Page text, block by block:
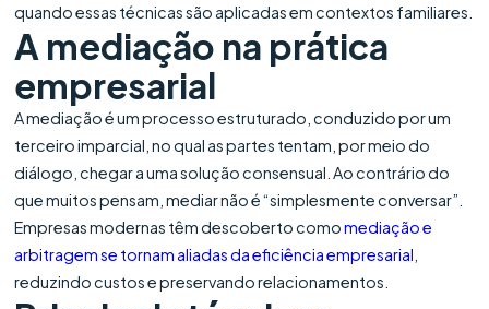
quando essas técnicas são aplicadas em contextos familiares.
A mediação na prática
empresarial
A mediação é um processo estruturado, conduzido por um
terceiro imparcial, no qual as partes tentam, por meio do
diálogo, chegar a uma solução consensual. Ao contrário do
que muitos pensam, mediar não é “simplesmente conversar”.
Empresas modernas têm descoberto comomediação e
arbitragem se tornam aliadas da eficiência empresarial
reduzindo custos e preservando relacionamentos.